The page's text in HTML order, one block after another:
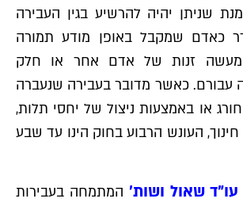
שניתן יהיה להרשיע בגין העבירה
כאדם שמקבל באופן מודע תמורה
מעשה זנות של אדם אחר או חלק
עבורם. כאשר מדובר בעבירה שנעברה
חורג או באמצעות ניצול של יחסי תלות,
העונש הרבוע בחוק הינו עד שבע
עו"ד שאול ושות׳ המתמחה בעבירות